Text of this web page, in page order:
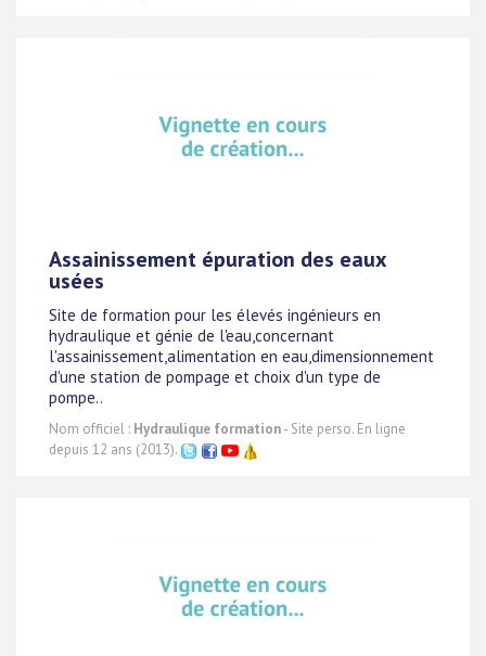
Assainissement épuration des eaux
usées
Site de formation pour les élevés ingénieurs en
hydraulique et génie de l'eau,concernant
l'assainissement,alimentation en eau,dimensionnement
d'une station de pompage et choix d'un type de
pompe..
Nom officiel : Hydraulique formation- Site perso. En ligne
depuis 12 ans (2013).